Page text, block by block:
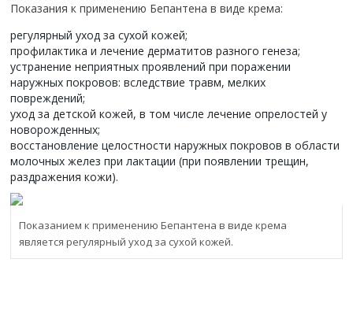
Показания к применению Бепантена в виде крема:
регулярный уход за сухой кожей;
профилактика и лечение дерматитов разного генеза;
устранение неприятных проявлений при поражении
наружных покровов: вследствие травм, мелких
повреждений;
уход за детской кожей, в том числе лечение опрелостей у
новорожденных;
восстановление целостности наружных покровов в области
молочных желез при лактации (при появлении трещин,
раздражения кожи).
Показанием к применению Бепантена в виде крема
является регулярный уход за сухой кожей.